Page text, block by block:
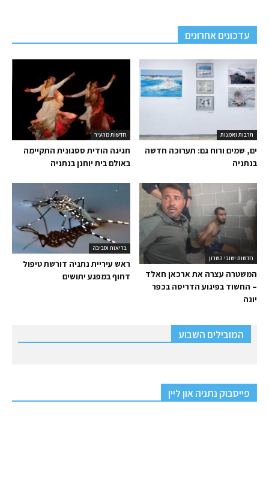
עדכונים אחרונים
חדשות מהעיר
חגיגה הודית ססגונית התקיימה
באולם בית יוחנן בנתניה
תרבות ואמנות
ים, שמים ורוח גם: תערוכה חדשה
בנתניה
בריאות וסביבה
ראש עיריית נתניה דורשת טיפול
דחוף במפגע יתושים
חדשות ישובי השרון
המשטרה עצרה את ארכאן חאלד
– החשוד בפיגוע הדריסה בכפר
יונה
המובילים השבוע
פייסבוק נתניה און ליין